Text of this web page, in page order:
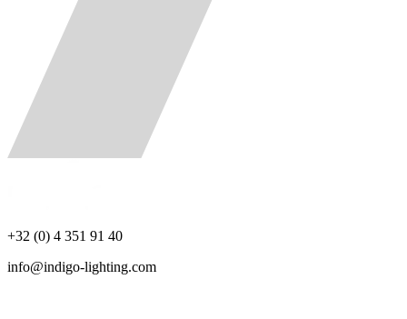
+32 (0) 4 351 91 40
info@indigo-lighting.com